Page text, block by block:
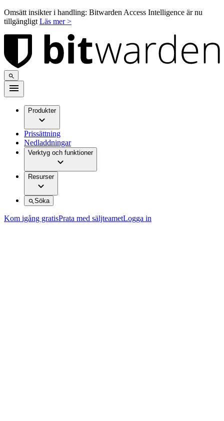
Omsätt insikter i handling: Bitwarden Access Intelligence är nu
tillgängligt Läs mer >
Produkter
Prissättning
Nedladdningar
Verktyg och funktioner
Resurser
Söka
Kom igång gratisPrata med säljteametLogga in